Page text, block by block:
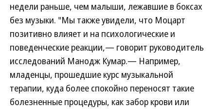
недели раньше, чем малыши, лежавшие в боксах
без музыки. "Мы также увидели, что Моцарт
позитивно влияет и на психологические и
поведенческие реакции,— говорит руководитель
исследований Манодж Кумар.— Например,
младенцы, прошедшие курс музыкальной
терапии, куда более спокойно переносят такие
болезненные процедуры, как забор крови или